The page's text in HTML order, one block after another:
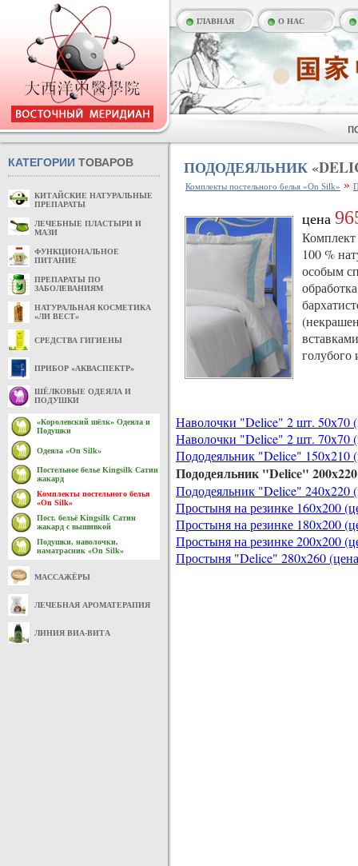
ГЛАВНАЯ О НАС
КАТЕГОРИИ ТОВАРОВ
КИТАЙСКИЕ НАТУРАЛЬНЫЕ
ПРЕПАРАТЫ
ЛЕЧЕБНЫЕ ПЛАСТЫРИ И
МАЗИ
ФУНКЦИОНАЛЬНОЕ
ПИТАНИЕ
ПРЕПАРАТЫ ПО
ЗАБОЛЕВАНИЯМ
НАТУРАЛЬНАЯ КОСМЕТИКА
«ЛИ ВЕСТ»
СРЕДСТВА ГИГИЕНЫ
ПРИБОР «АКВАСПЕКТР»
ШЁЛКОВЫЕ ОДЕЯЛА И
ПОДУШКИ
«Королевский шёлк» Одеяла и
Подушки
Одеяла «On Silk»
Постельное белье Kingsilk Сатин
жакард
Комплекты постельного белья
«On Silk»
Пост. бельё Kingsilk Сатин
жакард с вышивкой
Подушки, наволочки,
наматрасник «On Silk»
МАССАЖЁРЫ
ЛЕЧЕБНАЯ АРОМАТЕРАПИЯ
ЛИНИЯ ВИА-ВИТА
ПОДОДЕЯЛЬНИК
Комплекты постельного белья «On Silk» »
цена
Комплект
100 %
особым
голубого
Наволочки "Delice" 2 шт. 50х70
Наволочки "Delice" 2 шт. 70x70
Пододеяльник "Delice" 150x210
Пододеяльник "Delice"
Пододеяльник "Delice" 240x220
Простыня на резинке 160х200
Простыня на резинке 180х200
Простыня на резинке 200х200
Простыня "Delice" 280х260